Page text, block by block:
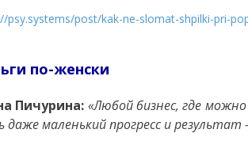
psy.systems/post/kak-ne-slomat-shpilki-pri-
по-женски
Пичурина: «Любой бизнес, где
даже маленький прогресс и